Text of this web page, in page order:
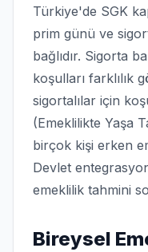
Türkiye'de SGK
prim günü ve
bağlıdır. Sigorta
koşulları farklılık
sigortalılar için
(Emeklilikte Yaşa
birçok kişi erken
Devlet
emeklilik tahmini
Bireysel